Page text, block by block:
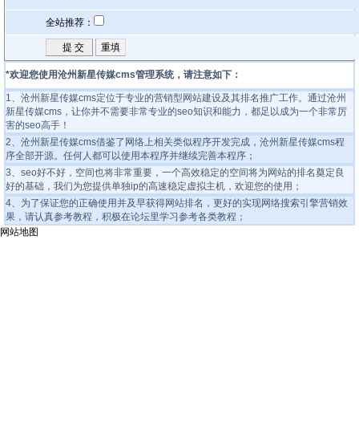
全站推荐：
*欢迎您使用沧州新星传媒cms管理系统，请注意如下：
1、沧州新星传媒cms定位于专业的营销型网站建设及其排名推广工作。通过沧州
新星传媒cms，让你并不需要非常专业的seo知识和能力，都足以成为一个非常厉
害的seo高手！
2、沧州新星传媒cms借鉴了网络上相关类似程序开发完成， 沧州新星传媒cms程
序全部开源。任何人都可以使用本程序并继续完善本程序；
3、seo好不好，空间也将非常重要，一个高效稳定的空间将为网站的排名奠定良
好的基础，我们为您提供单独ip的高速稳定虚拟主机 ，欢迎您的使用；
4、为了保证您的正确使用并及早获得网站排名，更好的实现网络搜索引擎营销效
果，请认真参考教程，积极在论坛里学习参考各类教程；
网站地图